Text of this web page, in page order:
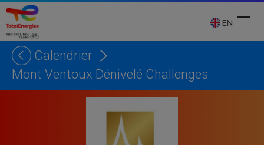
Skip
content
EN
Calendrier
Mont Ventoux Dénivelé Challenges